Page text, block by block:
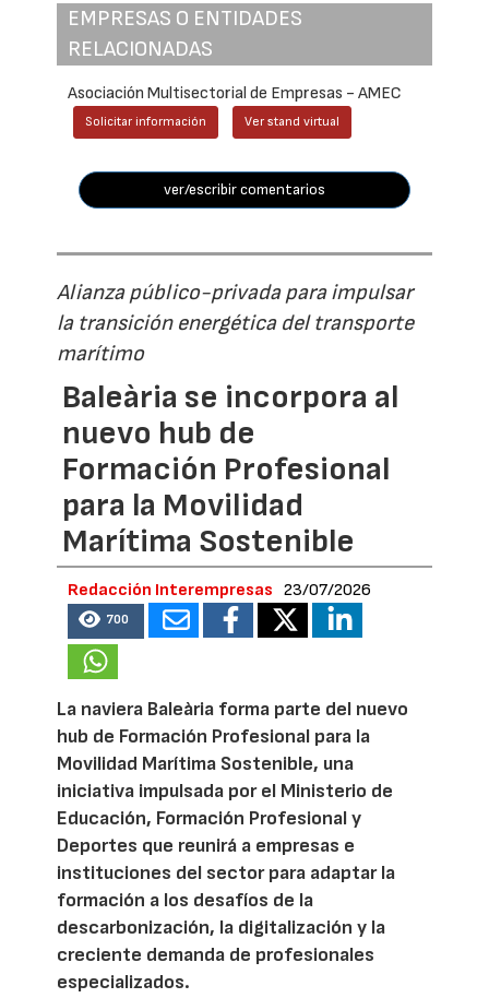
EMPRESAS O ENTIDADES
RELACIONADAS
Asociación Multisectorial de Empresas - AMEC
Solicitar información Ver stand virtual
ver/escribir comentarios
Alianza público-privada para impulsar
la transición energética del transporte
marítimo
Baleària se incorpora al
nuevo hub de
Formación Profesional
para la Movilidad
Marítima Sostenible
Redacción Interempresas 23/07/2026
700
La naviera Baleària forma parte del nuevo
hub de Formación Profesional para la
Movilidad Marítima Sostenible, una
iniciativa impulsada por el Ministerio de
Educación, Formación Profesional y
Deportes que reunirá a empresas e
instituciones del sector para adaptar la
formación a los desafíos de la
descarbonización, la digitalización y la
creciente demanda de profesionales
especializados.